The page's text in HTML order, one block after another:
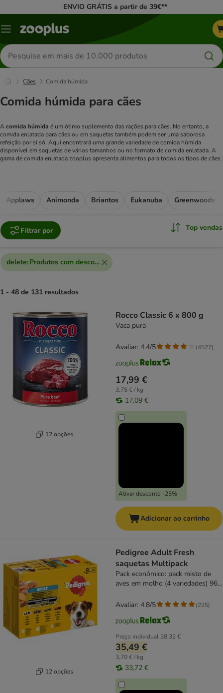
ENVIO GRÁTIS a partir de 39€**
Menu
Pesquisar
produtos
Cães Comida húmida
Comida húmida para cães
Acomida húmida é um ótimo suplemento das rações para cães. No entanto, a
comida enlatada para cães ou em saquetas também podem ser uma saborosa
refeição por si só. Aqui encontrará uma grande variedade de comida húmida
disponível em saquetas de vários tamanhos ou no formato de comida enlatada. A
gama de comida enlatada zooplus apresenta alimentos para todos os tipos de cães.
Applaws Animonda Briantos Eukanuba Greenwoods
Filtrar por Top vendas
delete:Produtos com desconto extra
1 - 48 de 131 resultados
12 opções
Rocco Classic 6 x 800 g
Vaca pura
17,99 €
3,75 € / kg
17,09 €
Ativar desconto -25%
Avaliar: 4.4/5 (4527)
Adicionar ao carrinho
12 opções
Pedigree Adult Fresh
saquetas Multipack
Pack económico: pack misto de
aves em molho (4 variedades) 96
Preço individual 38,32 €
35,49 €
3,70 € / kg
33,72 €
Avaliar: 4.8/5 (225)